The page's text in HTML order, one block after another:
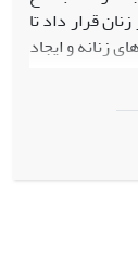
قرار داد تا
زنانه و ایجاد
دختران